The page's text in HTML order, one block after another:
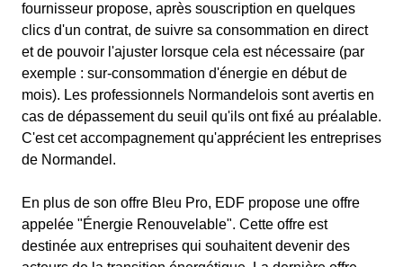
fournisseur propose, après souscription en quelques
clics d'un contrat, de suivre sa consommation en direct
et de pouvoir l'ajuster lorsque cela est nécessaire (par
exemple : sur-consommation d'énergie en début de
mois). Les professionnels Normandelois sont avertis en
cas de dépassement du seuil qu'ils ont fixé au préalable.
C'est cet accompagnement qu'apprécient les entreprises
de Normandel.
En plus de son offre Bleu Pro, EDF propose une offre
appelée "Énergie Renouvelable". Cette offre est
destinée aux entreprises qui souhaitent devenir des